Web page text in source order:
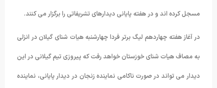
مسجل کرده اند و در هفته پایانی دیدارهای تشریفاتی را برگزار می کنند.
در آغاز هفته چهاردهم لیگ برتر فردا چهارشنبه هیات شنای گیلان در انزلی
به مصاف هیات شنای خوزستان خواهد رفت که پیروزی تیم گیلانی در این
دیدار می تواند در صورت ناکامی نماینده زنجان در دیدار پایانی، نماینده